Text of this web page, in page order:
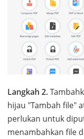
Langkah 2.
hijau "Tambah file"
perlukan untuk
menambahkan file